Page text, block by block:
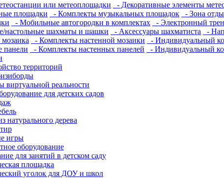
или метеоплощадки
- Декоративные элементы
площадки
- Комплекты музыкальных площадок - Зона
- Мобильные автогородки в комплектах - Электронный
настольные шахматы и шашки
- Аксессуары шахматиста -
- Комплекты настенной мозаики
- Индивидуальный
панели
- Комплекты настенных панелей
- Индивидуальный
территорий
виртуальной реальности
для детских садов
натурального дерева
игры
оборудование
для занятий в детском саду
площадка
уголок для ДОУ и школ